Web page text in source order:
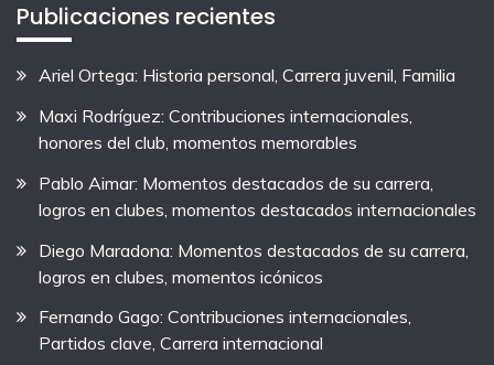
Publicaciones recientes
Ariel Ortega: Historia personal, Carrera juvenil, Familia
Maxi Rodríguez: Contribuciones internacionales,
honores del club, momentos memorables
Pablo Aimar: Momentos destacados de su carrera,
logros en clubes, momentos destacados internacionales
Diego Maradona: Momentos destacados de su carrera,
logros en clubes, momentos icónicos
Fernando Gago: Contribuciones internacionales,
Partidos clave, Carrera internacional